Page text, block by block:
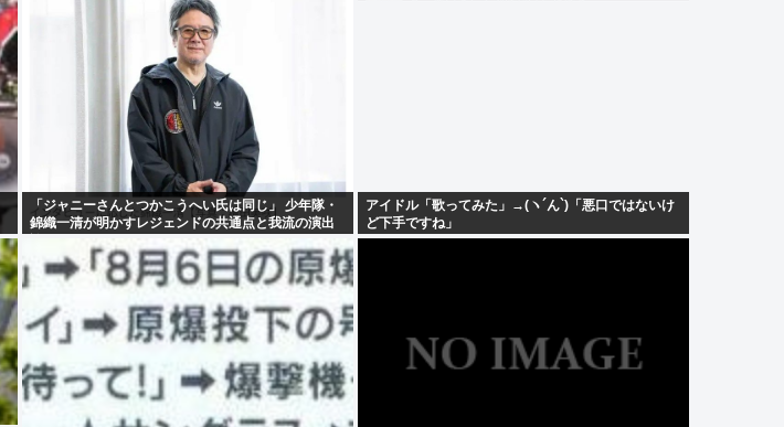
「ジャニーさんとつかこうへい氏は同じ」 少年隊・
錦織一清が明かすレジェンドの共通点と我流の演出
アイドル「歌ってみた」→(ヽ´ん`)「悪口ではないけ
ど下手ですね」